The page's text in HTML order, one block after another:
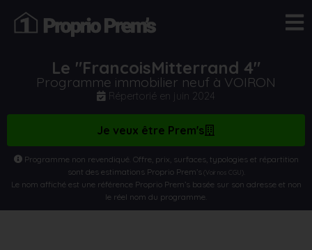
Le "FrancoisMitterrand 4"
Programme immobilier neuf à VOIRON
Répertorié en juin 2024
Je veux être Prem's
Programme non revendiqué. Offre, prix, surfaces, typologies et répartition
sont des estimations Proprio Prem’s(Voir nos CGU)
Le nom affiché est une référence Proprio Prem’s basée sur son adresse et non
le réel nom du programme.